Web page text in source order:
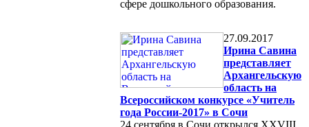
сфере дошкольного образования.
27.09.2017
Ирина Савина
представляет
Архангельскую
область на
Всероссийском конкурсе «Учитель
года России-2017» в Сочи
24 сентября в Сочи открылся XXVIII